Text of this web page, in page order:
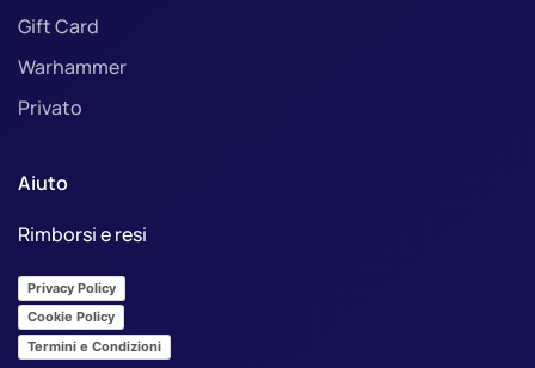
Gift Card
Warhammer
Privato
Aiuto
Rimborsi e resi
Privacy Policy
Cookie Policy
Termini e Condizioni